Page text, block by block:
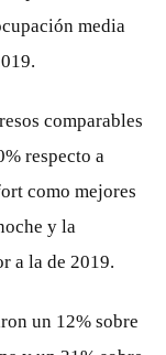
media
comparables
respecto a
como mejores
y la
a la de 2019.
un 12% sobre